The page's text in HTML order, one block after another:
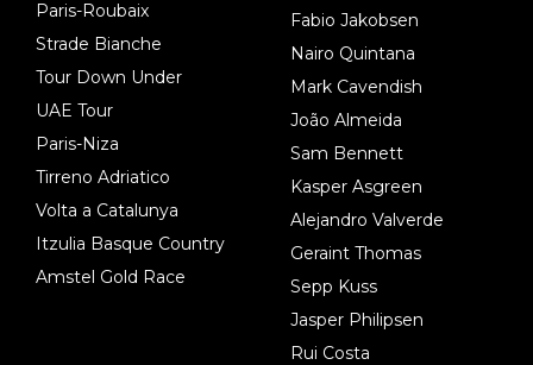
Paris-Roubaix
Strade Bianche
Tour Down Under
UAE Tour
Paris-Niza
Tirreno Adriatico
Volta a Catalunya
Itzulia Basque Country
Amstel Gold Race
Fabio Jakobsen
Nairo Quintana
Mark Cavendish
João Almeida
Sam Bennett
Kasper Asgreen
Alejandro Valverde
Geraint Thomas
Sepp Kuss
Jasper Philipsen
Rui Costa